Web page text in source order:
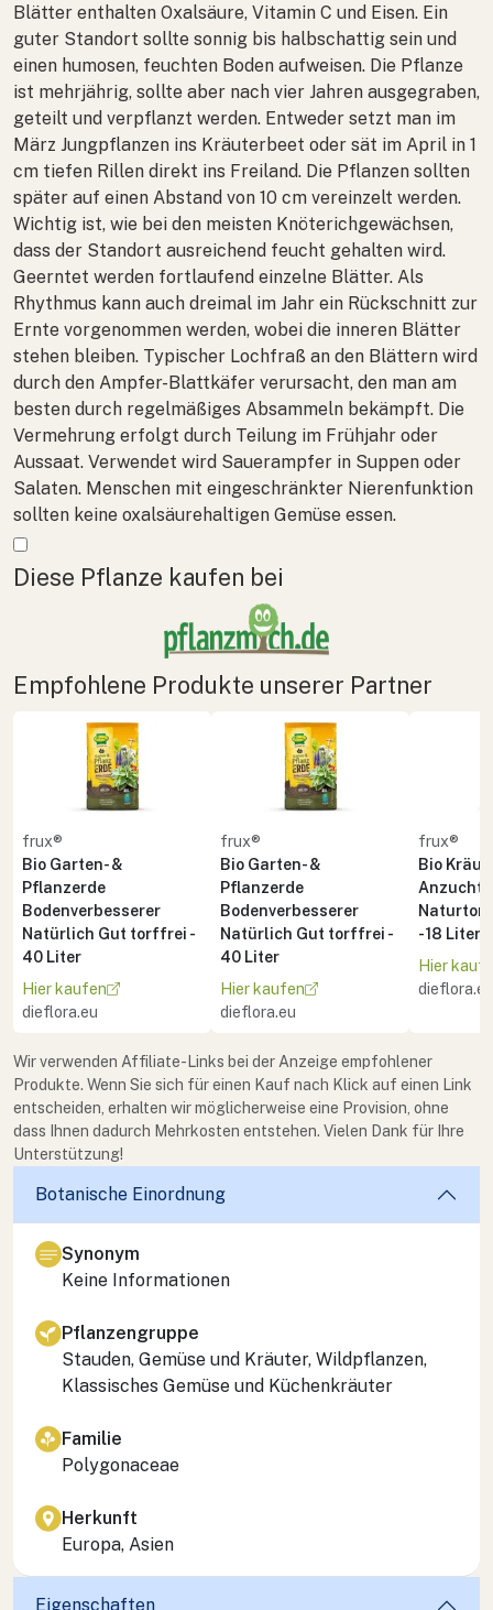
Blätter enthalten Oxalsäure, Vitamin C und Eisen. Ein
guter Standort sollte sonnig bis halbschattig sein und
einen humosen, feuchten Boden aufweisen. Die Pflanze
ist mehrjährig, sollte aber nach vier Jahren ausgegraben,
geteilt und verpflanzt werden. Entweder setzt man im
März Jungpflanzen ins Kräuterbeet oder sät im April in 1
cm tiefen Rillen direkt ins Freiland. Die Pflanzen sollten
später auf einen Abstand von 10 cm vereinzelt werden.
Wichtig ist, wie bei den meisten Knöterichgewächsen,
dass der Standort ausreichend feucht gehalten wird.
Geerntet werden fortlaufend einzelne Blätter. Als
Rhythmus kann auch dreimal im Jahr ein Rückschnitt zur
Ernte vorgenommen werden, wobei die inneren Blätter
stehen bleiben. Typischer Lochfraß an den Blättern wird
durch den Ampfer-Blattkäfer verursacht, den man am
besten durch regelmäßiges Absammeln bekämpft. Die
Vermehrung erfolgt durch Teilung im Frühjahr oder
Aussaat. Verwendet wird Sauerampfer in Suppen oder
Salaten. Menschen mit eingeschränkter Nierenfunktion
sollten keine oxalsäurehaltigen Gemüse essen.
Mehr anzeigen
Diese Pflanze kaufen bei
Empfohlene Produkte unserer Partner
frux®
Bio Garten- &
Pflanzerde
Bodenverbesserer
Natürlich Gut torffrei -
40 Liter
Hier kaufen
dieflora.eu
frux®
Bio Garten- &
Pflanzerde
Bodenverbesserer
Natürlich Gut torffrei -
40 Liter
Hier kaufen
dieflora.eu
frux®
Bio
Naturton
- 18 Liter
Hier
dieflora.eu
Wir verwenden Affiliate-Links bei der Anzeige empfohlener
Produkte. Wenn Sie sich für einen Kauf nach Klick auf einen Link
entscheiden, erhalten wir möglicherweise eine Provision, ohne
dass Ihnen dadurch Mehrkosten entstehen. Vielen Dank für Ihre
Unterstützung!
Botanische Einordnung
Synonym
Keine Informationen
Pflanzengruppe
Stauden, Gemüse und Kräuter, Wildpflanzen,
Klassisches Gemüse und Küchenkräuter
Familie
Polygonaceae
Herkunft
Europa, Asien
Eigenschaften